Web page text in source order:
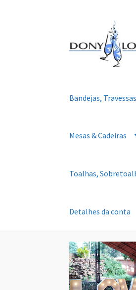
navegação
o
Bandejas,
Mesas & Cadeiras
Toalhas,
Detalhes da conta
InícioCadastro de
Minha conta